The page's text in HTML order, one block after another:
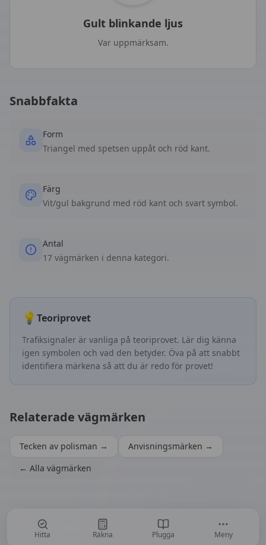
Gult blinkande ljus
Var uppmärksam.
Snabbfakta
Form
Triangel med spetsen uppåt och röd kant.
Färg
Vit/gul bakgrund med röd kant och svart symbol.
Antal
17 vägmärken i denna kategori.
💡 Teoriprovet
Trafiksignaler är vanliga på teoriprovet. Lär dig känna
igen symbolen och vad den betyder. Öva på att snabbt
identifiera märkena så att du är redo för provet!
Relaterade vägmärken
Tecken av polisman → Anvisningsmärken →
← Alla vägmärken
Hitta Räkna Plugga Meny